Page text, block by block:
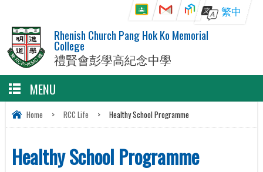
Rhenish Church Pang Hok Ko Memorial
College
禮賢會彭學高紀念中學
繁中
MENU
Home > RCC Life > Healthy School Programme
Healthy School Programme